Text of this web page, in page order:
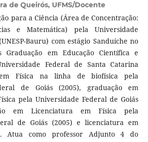
de Queirós, UFMS/Docente
para a Ciência (Área de Concentração:
e Matemática) pela Universidade
Bauru) com estágio Sanduíche no
Graduação em Educação Científica e
Federal de Santa Catarina
em Física na linha de biofísica pela
de Goiás (2005), graduação em
pela Universidade Federal de Goiás
em Licenciatura em Física pela
de Goiás (2005) e licenciatura em
Atua como professor Adjunto 4 do